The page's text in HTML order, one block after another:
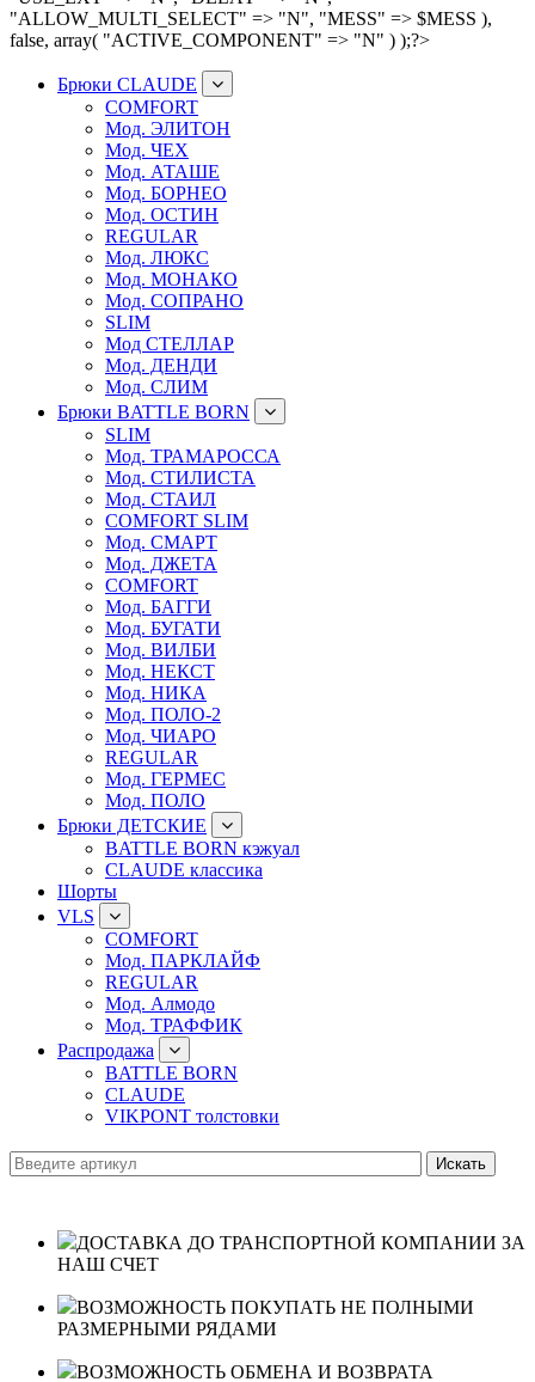
"ALLOW_MULTI_SELECT" => "N", "MESS" => $MESS ),
false, array( "ACTIVE_COMPONENT" => "N" ) );?>
Брюки CLAUDE
COMFORT
Мод. ЭЛИТОН
Мод. ЧЕХ
Мод. АТАШЕ
Мод. БОРНЕО
Мод. ОСТИН
REGULAR
Мод. ЛЮКС
Мод. МОНАКО
Мод. СОПРАНО
SLIM
Мод СТЕЛЛАР
Мод. ДЕНДИ
Мод. СЛИМ
Брюки BATTLE BORN
SLIM
Мод. ТРАМАРОССА
Мод. СТИЛИСТА
Мод. СТАИЛ
COMFORT SLIM
Мод. СМАРТ
Мод. ДЖЕТА
COMFORT
Мод. БАГГИ
Мод. БУГАТИ
Мод. ВИЛБИ
Мод. НЕКСТ
Мод. НИКА
Мод. ПОЛО-2
Мод. ЧИАРО
REGULAR
Мод. ГЕРМЕС
Мод. ПОЛО
Брюки ДЕТСКИЕ
BATTLE BORN кэжуал
CLAUDE классика
Шорты
VLS
COMFORT
Мод. ПАРКЛАЙФ
REGULAR
Мод. Алмодо
Мод. ТРАФФИК
Распродажа
BATTLE BORN
CLAUDE
VIKPONT толстовки
ДОСТАВКА ДО ТРАНСПОРТНОЙ КОМПАНИИ ЗА
НАШ СЧЕТ
ВОЗМОЖНОСТЬ ПОКУПАТЬ НЕ ПОЛНЫМИ
РАЗМЕРНЫМИ РЯДАМИ
ВОЗМОЖНОСТЬ ОБМЕНА И ВОЗВРАТА